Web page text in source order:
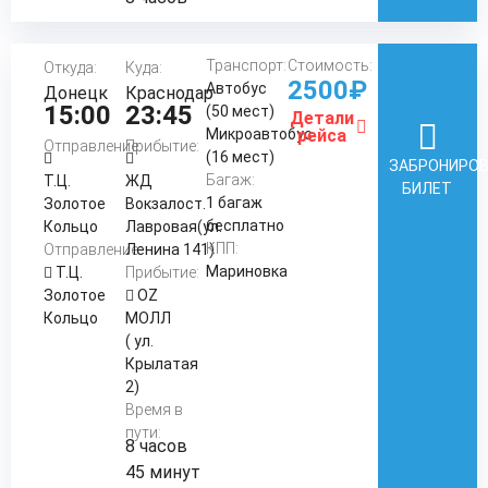
Откуда:
Донецк
15:00
Отправление:
Т.Ц.
Золотое
Кольцо
Отправление:
Т.Ц.
Золотое
Кольцо
Куда:
Краснодар
23:45
Прибытие:
ЖД
Вокзалост.
Лавровая(ул.
Ленина 141)
Прибытие:
OZ
МОЛЛ
( ул.
Крылатая
2)
Время в
пути:
8 часов
45 минут
Транспорт:
Автобус
(50 мест)
Микроавтобус
(16 мест)
Багаж:
1 багаж
бесплатно
КПП:
Мариновка
Стоимость:
2500₽
Детали
рейса
БИЛЕТ